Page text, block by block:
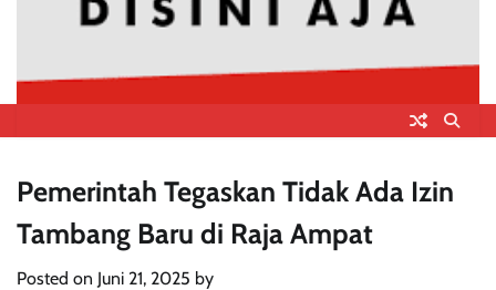
Pemerintah Tegaskan Tidak Ada Izin
Tambang Baru di Raja Ampat
Posted on Juni 21, 2025 by